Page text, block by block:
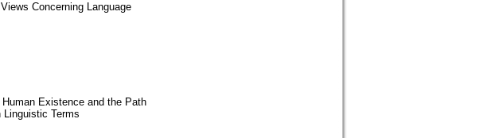
Concerning Language
Existence and the Path
Linguistic Terms